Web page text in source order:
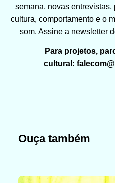
semana, novas
cultura, comportamento e o
som. Assine a newsletter
Para projetos,
cultural:
Ouça também